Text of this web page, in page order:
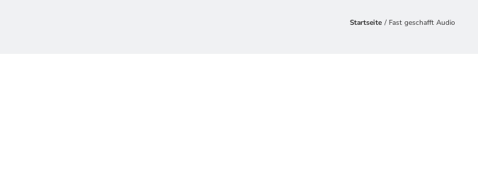
Startseite Fast geschafft Audio